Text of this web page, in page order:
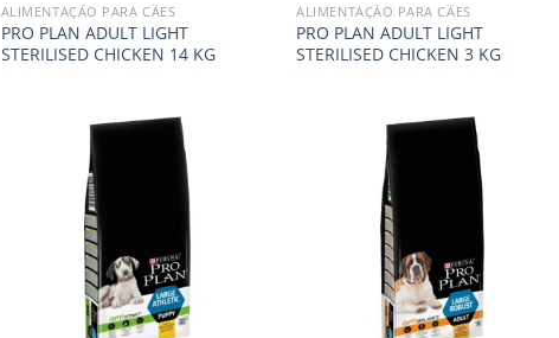
ALIMENTAÇÃO PARA CÃES
PRO PLAN ADULT LIGHT
STERILISED CHICKEN 14 KG
ALIMENTAÇÃO PARA CÃES
PRO PLAN ADULT LIGHT
STERILISED CHICKEN 3 KG